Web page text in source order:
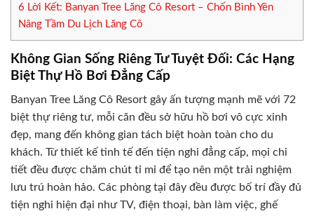
6 Lời Kết: Banyan Tree Lăng Cô Resort – Chốn Bình Yên
Nâng Tầm Du Lịch Lăng Cô
Không Gian Sống Riêng Tư Tuyệt Đối: Các Hạng
Biệt Thự Hồ Bơi Đẳng Cấp
Banyan Tree Lăng Cô Resort gây ấn tượng mạnh mẽ với 72
biệt thự riêng tư, mỗi căn đều sở hữu hồ bơi vô cực xinh
đẹp, mang đến không gian tách biệt hoàn toàn cho du
khách. Từ thiết kế tinh tế đến tiện nghi đẳng cấp, mọi chi
tiết đều được chăm chút tỉ mỉ để tạo nên một trải nghiệm
lưu trú hoàn hảo. Các phòng tại đây đều được bố trí đầy đủ
tiện nghi hiện đại như TV, điện thoại, bàn làm việc, ghế